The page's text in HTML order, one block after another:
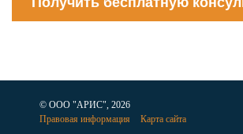
© ООО "АРИС", 2026
Правовая информация
Карта сайта